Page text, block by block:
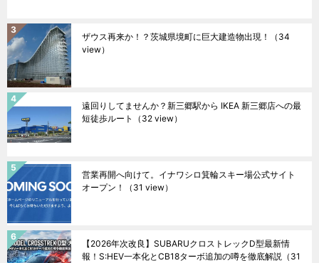
ザウス再来か！？茨城県境町に巨大建造物出現！
（34
view）
遠回りしてませんか？新三郷駅から IKEA 新三郷店への最
短徒歩ルート
（32 view）
営業再開へ向けて。イナワシロ箕輪スキー場公式サイト
オープン！
（31 view）
【2026年次改良】SUBARUクロストレックD型最新情
報！S:HEV一本化とCB18ターボ追加の噂を徹底解説 （31